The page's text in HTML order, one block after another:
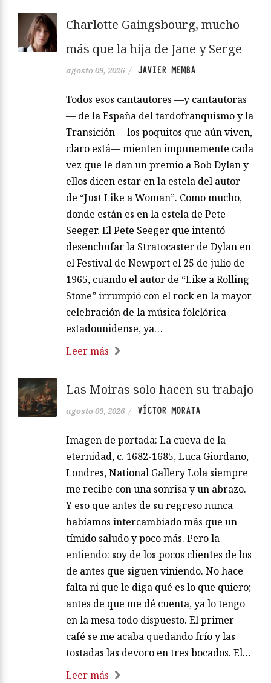
Charlotte Gaingsbourg, mucho
más que la hija de Jane y Serge
agosto 09, 2026 / JAVIER MEMBA
Todos esos cantautores —y cantautoras
— de la España del tardofranquismo y la
Transición —los poquitos que aún viven,
claro está— mienten impunemente cada
vez que le dan un premio a Bob Dylan y
ellos dicen estar en la estela del autor
de “Just Like a Woman”. Como mucho,
donde están es en la estela de Pete
Seeger. El Pete Seeger que intentó
desenchufar la Stratocaster de Dylan en
el Festival de Newport el 25 de julio de
1965, cuando el autor de “Like a Rolling
Stone” irrumpió con el rock en la mayor
celebración de la música folclórica
estadounidense, ya…
Leer más
Las Moiras solo hacen su trabajo
agosto 09, 2026 / VÍCTOR MORATA
Imagen de portada: La cueva de la
eternidad, c. 1682-1685, Luca Giordano,
Londres, National Gallery Lola siempre
me recibe con una sonrisa y un abrazo.
Y eso que antes de su regreso nunca
habíamos intercambiado más que un
tímido saludo y poco más. Pero la
entiendo: soy de los pocos clientes de los
de antes que siguen viniendo. No hace
falta ni que le diga qué es lo que quiero;
antes de que me dé cuenta, ya lo tengo
en la mesa todo dispuesto. El primer
café se me acaba quedando frío y las
tostadas las devoro en tres bocados. El…
Leer más